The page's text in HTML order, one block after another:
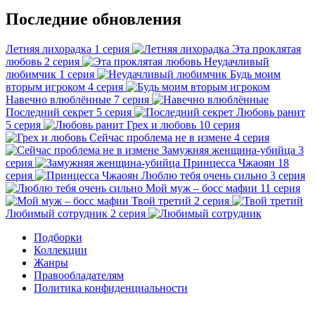
Последние обновления
Летняя лихорадка 1 серия
Эта проклятая
любовь 2 серия
Неудачливый
любимчик 1 серия
Будь моим
вторым игроком 4 серия
Навечно влюблённые 7 серия
Последний секрет 5 серия
Любовь ранит
5 серия
Грех и любовь 10 серия
Сейчас проблема не в измене 4 серия
Замужняя женщина-убийца 3
серия
Принцесса Чжаоян 18
серия
Люблю тебя очень сильно 3 серия
Мой муж – босс мафии 11 серия
Твой третий 2 серия
Любимый сотрудник 2 серия
Подборки
Коллекции
Жанры
Правообладателям
Политика конфиденциальности